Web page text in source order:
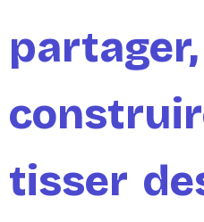
partager,
tisser